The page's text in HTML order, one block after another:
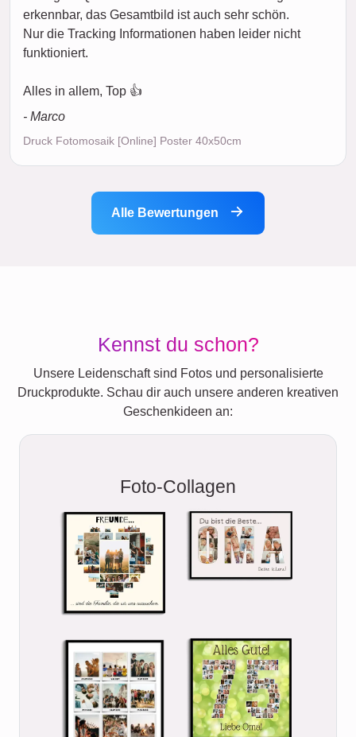
erkennbar, das Gesamtbild ist auch sehr schön.
Nur die Tracking Informationen haben leider nicht
funktioniert.
Alles in allem, Top 👍
- Marco
Druck Fotomosaik [Online] Poster 40x50cm
Alle Bewertungen
Kennst du schon?
Unsere Leidenschaft sind Fotos und personalisierte
Druckprodukte. Schau dir auch unsere anderen kreativen
Geschenkideen an:
Foto-Collagen